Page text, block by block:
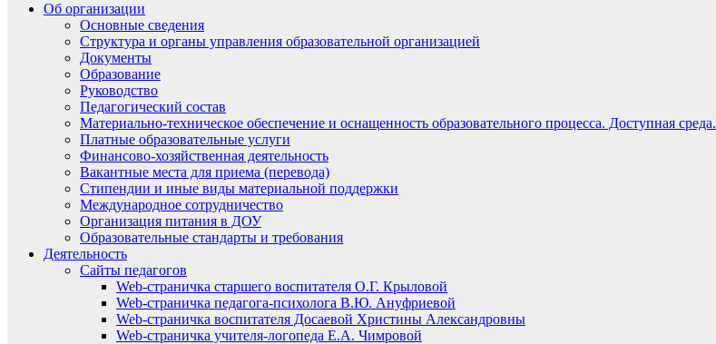
Об организации
Основные сведения
Структура и органы управления образовательной организацией
Документы
Образование
Руководство
Педагогический состав
Материально-техническое обеспечение и оснащенность образовательного процесса. Доступная среда.
Платные образовательные услуги
Финансово-хозяйственная деятельность
Вакантные места для приема (перевода)
Стипендии и иные виды материальной поддержки
Международное сотрудничество
Организация питания в ДОУ
Образовательные стандарты и требования
Деятельность
Сайты педагогов
Web-страничка старшего воспитателя О.Г. Крыловой
Web-страничка педагога-психолога В.Ю. Ануфриевой
Web-страничка воспитателя Досаевой Христины Александровны
Web-страничка учителя-логопеда Е.А. Чимровой